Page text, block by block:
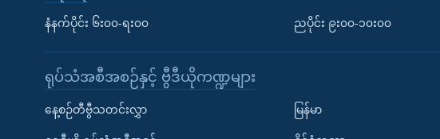
နံနက်ပိုင်း ၆း၀၀-ရး၀၀ ညပိုင်း ၉း၀၀-၁၀း၀၀
ရုပ်သံအစီအစဉ်နှင့် ဗွီဒီယိုကဏ္ဍများ
နေ့စဉ်တီဗွီသတင်းလွှာ မြန်မာ